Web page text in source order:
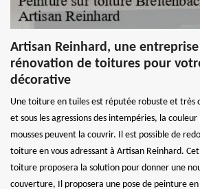
Artisan Reinhard, une
rénovation de toitures pour
décorative
Une toiture en tuiles est réputée robuste et très
et sous les agressions des intempéries, la couleur
mousses peuvent la couvrir. Il est possible de
toiture en vous adressant à Artisan Reinhard.
toiture proposera la solution pour donner une
couverture, Il proposera une pose de peinture